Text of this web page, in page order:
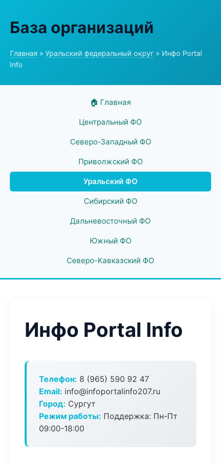
База организаций
Главная » Уральский федеральный округ » Инфо Portal
Info
🏠 Главная
Центральный ФО
Северо-Западный ФО
Приволжский ФО
Уральский ФО
Сибирский ФО
Дальневосточный ФО
Южный ФО
Северо-Кавказский ФО
Инфо Portal Info
Телефон: 8 (965) 590 92 47
Email: info@infoportalinfo207.ru
Город: Сургут
Режим работы: Поддержка: Пн-Пт
09:00-18:00